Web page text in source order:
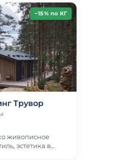
−15% по КГ
Трувор
живописное
эстетика в